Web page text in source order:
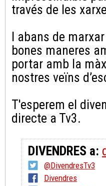
través de les
I abans de
bones maneres
portar amb la
nostres veïns
T'esperem el
directe a Tv3.
DIVENDRES a:
@DivendresTv3
Divendres